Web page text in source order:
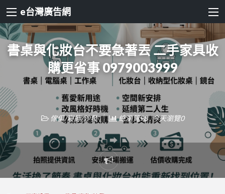
e台灣廣告網
書桌與化妝台不要急著丟 二手家具收
購更省事 0979003999
傢俱/寢飾/沙發 總瀏覽98 , 今天瀏覽0
Report
problem